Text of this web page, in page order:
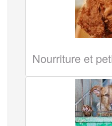
Nourriture et